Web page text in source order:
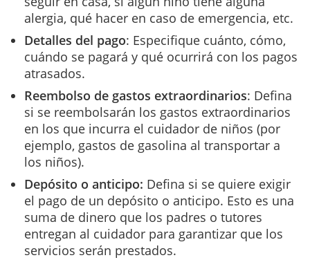
alergia, qué hacer en caso de emergencia, etc.
Detalles del pago: Especifique cuánto, cómo,
cuándo se pagará y qué ocurrirá con los pagos
atrasados.
Reembolso de gastos extraordinarios: Defina
si se reembolsarán los gastos extraordinarios
en los que incurra el cuidador de niños (por
ejemplo, gastos de gasolina al transportar a
los niños).
Depósito o anticipo: Defina si se quiere exigir
el pago de un depósito o anticipo. Esto es una
suma de dinero que los padres o tutores
entregan al cuidador para garantizar que los
servicios serán prestados.